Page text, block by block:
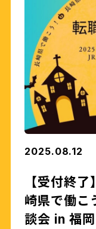
2025.08.12
【受付終
崎県で働こ
談会 in 福岡